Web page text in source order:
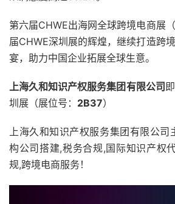
第六届CHWE出海网全球跨境电商展
届CHWE深圳展的辉煌，继续打造跨
宴，助力中国企业拓展全球生意。
上海久和知识产权服务集团有限公司
圳展（展位号： 2B37）
上海久和知识产权服务集团有限公司
构公司搭建,税务合规,国际知识产权
规,跨境电商服务！